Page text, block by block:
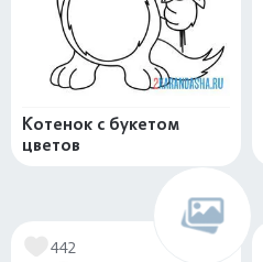
Котенок с букетом
цветов
442